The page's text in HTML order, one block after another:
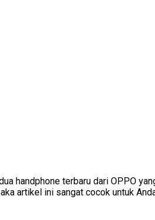
handphone terbaru dari OPPO
artikel ini sangat cocok untuk